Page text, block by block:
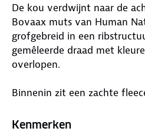
De kou verdwijnt naar de
Bovaax muts van Human
grofgebreid in een
gemêleerde draad met
overlopen.
Binnenin zit een zachte
rond je oren en voorhoofd.
Kenmerken